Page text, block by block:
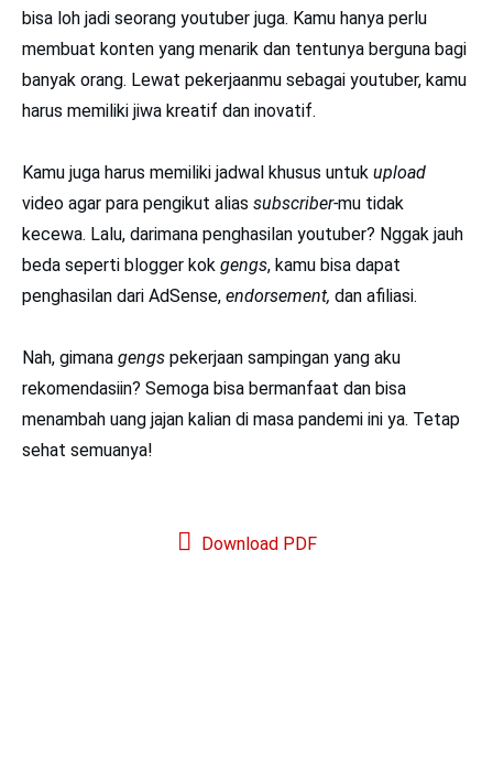
bisa loh jadi seorang youtuber juga. Kamu hanya perlu
membuat konten yang menarik dan tentunya berguna bagi
banyak orang. Lewat pekerjaanmu sebagai youtuber, kamu
harus memiliki jiwa kreatif dan inovatif.
Kamu juga harus memiliki jadwal khusus untuk upload
video agar para pengikut alias subscriber-mu tidak
kecewa. Lalu, darimana penghasilan youtuber? Nggak jauh
beda seperti blogger kok gengs, kamu bisa dapat
penghasilan dari AdSense, endorsement, dan afiliasi.
Nah, gimana gengs pekerjaan sampingan yang aku
rekomendasiin? Semoga bisa bermanfaat dan bisa
menambah uang jajan kalian di masa pandemi ini ya. Tetap
sehat semuanya!
Download PDF